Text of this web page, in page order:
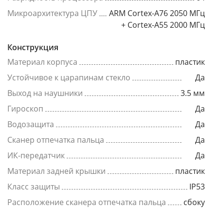
Микроархитектура ЦПУ
ARM Cortex-A76 2050 МГц
+ Cortex-A55 2000 МГц
Конструкция
Материал корпуса
пластик
Устойчивое к царапинам стекло
Да
Выход на наушники
3.5 мм
Гироскоп
Да
Водозащита
Да
Сканер отпечатка пальца
Да
ИК-передатчик
Да
Материал задней крышки
пластик
Класс защиты
IP53
Расположение сканера отпечатка пальца
сбоку